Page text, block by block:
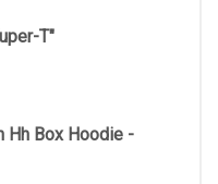
T"
Hh Box Hoodie -